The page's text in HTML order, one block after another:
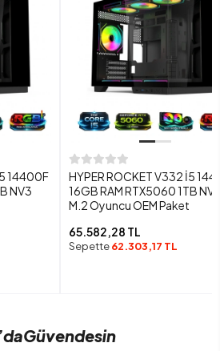
14400F
NV3
HYPER ROCKET V332 İ5
16GB RAM RTX5060 1TB
M.2 Oyuncu OEM Paket
65.582,28 TL
Sepette62.303,17 TL
Güvendesin